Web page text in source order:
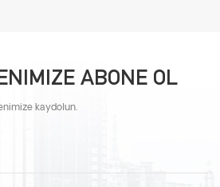
ABONE OL
kaydolun.